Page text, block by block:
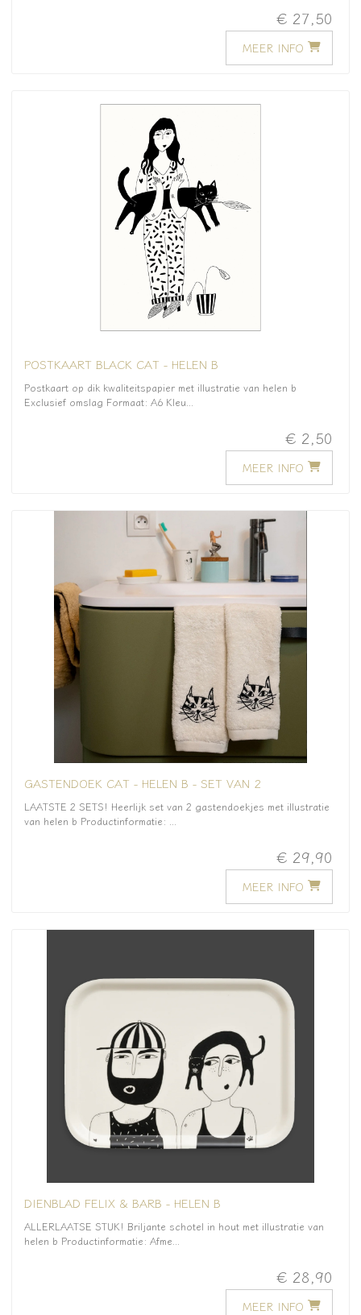
€ 27,50
MEER INFO
POSTKAART BLACK CAT - HELEN B
Postkaart op dik kwaliteitspapier met illustratie van helen b
Exclusief omslag Formaat: A6 Kleu...
€ 2,50
MEER INFO
GASTENDOEK CAT - HELEN B - SET VAN 2
LAATSTE 2 SETS! Heerlijk set van 2 gastendoekjes met illustratie
van helen b Productinformatie: ...
€ 29,90
MEER INFO
DIENBLAD FELIX & BARB - HELEN B
ALLERLAATSE STUK! Briljante schotel in hout met illustratie van
helen b Productinformatie: Afme...
€ 28,90
MEER INFO